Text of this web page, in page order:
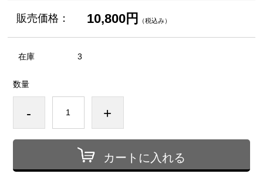
販売価格： 10,800円 （税込み）
在庫 3
数量
- +
カートに入れる